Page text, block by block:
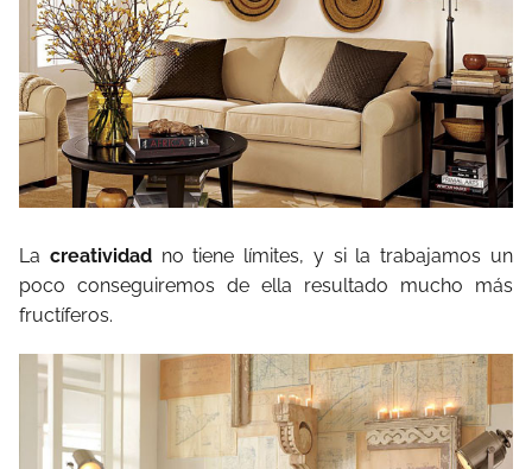
La creatividad no tiene límites, y si la trabajamos un
poco conseguiremos de ella resultado mucho más
fructíferos.